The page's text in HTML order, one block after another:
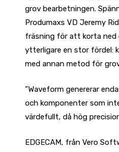
grov bearbetningen.
Produmaxs VD Jeremy
fräsning för att korta ned
ytterligare en stor fördel:
med annan metod för
”Waveform genererar
och komponenter som
värdefullt, då hög
EDGECAM, från Vero